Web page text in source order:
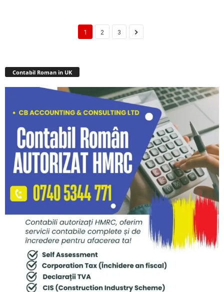
1 2 3
Contabil Roman in UK